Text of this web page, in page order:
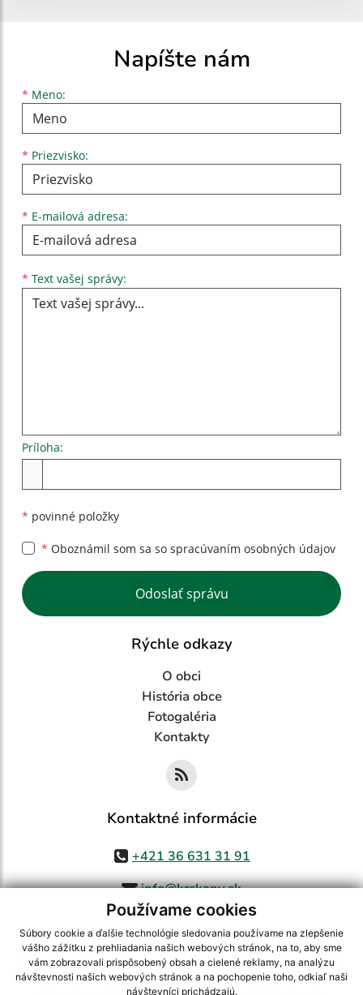
Používame cookies
Súbory cookie a ďalšie technológie sledovania používame na zlepšenie
vášho zážitku z prehliadania našich webových stránok, na to, aby sme
vám zobrazovali prispôsobený obsah a cielené reklamy, na analýzu
návštevnosti našich webových stránok a na pochopenie toho, odkiaľ naši
návštevníci prichádzajú.
Napíšte nám
* Meno:
Meno
* Priezvisko:
Priezvisko
* E-mailová adresa:
E-mailová adresa
* Text vašej správy:
Príloha:
* povinné položky
* Oboznámil som sa so spracúvaním osobných údajov
Google reCaptcha Response
Odoslať správu
Rýchle odkazy
O obci
História obce
Fotogaléria
Kontakty
Kontaktné informácie
+421 36 631 31 91
info@krskany.sk
využite možnosť získavania aktuálnych informácií s využitím RSS
CMS systém (redakčný) systém ECHELON 2,Mapa stránok,web portál